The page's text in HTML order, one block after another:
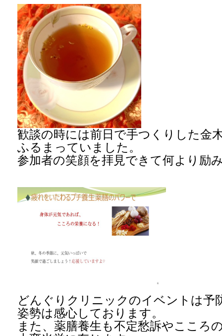
歓談の時には前日で手つくりした金
ふるまっていました。
参加者の笑顔を拝見できて何より励
どんぐりクリニックのイベントは予
姿勢は感心しております。
また、薬膳養生も不定愁訴やこころ